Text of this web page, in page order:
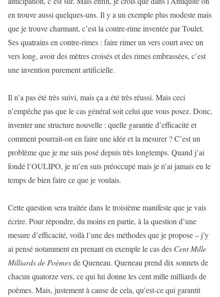
en trouve aussi quelques-uns. Il y a un exemple plus modeste mais
que je trouve charmant, c’est la contre-rime inventée par Toulet.
Ses quatrains en contre-rimes : faire rimer un vers court avec un
vers long, avoir des mètres croisés et des rimes embrassées, c’est
une invention purement artificielle.
Il n’a pas été très suivi, mais ça a été très réussi. Mais ceci
n’empêche pas que le cas général soit celui que vous posez. Donc,
inventer une structure nouvelle : quelle garantie d’efficacité et
comment pourrait-on en faire une idée et la mesurer ? C’est un
problème que je me suis posé depuis très longtemps. Quand j’ai
fondé l’OULIPO, je m’en suis préoccupé mais je n’ai jamais eu le
temps de bien faire ce que je voulais.
Cette question sera traitée dans le troisième manifeste que je vais
écrire. Pour répondre, du moins en partie, à la question d’une
mesure d’efficacité, voilà l’une des méthodes que je propose – j’y
ai pensé notamment en prenant en exemple le cas des Cent Mille
Milliards de Poèmesde Queneau. Queneau prend dix sonnets de
chacun quatorze vers, ce qui lui donne les cent mille milliards de
poèmes. Mais, justement à cause de cela, qu’est-ce qui garantit